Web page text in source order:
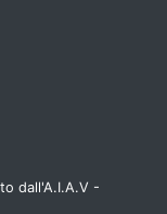
dall'A.I.A.V -